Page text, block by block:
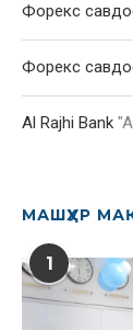
Форекс
Форекс
Al Rajhi Bank "
МАШҲУР
1